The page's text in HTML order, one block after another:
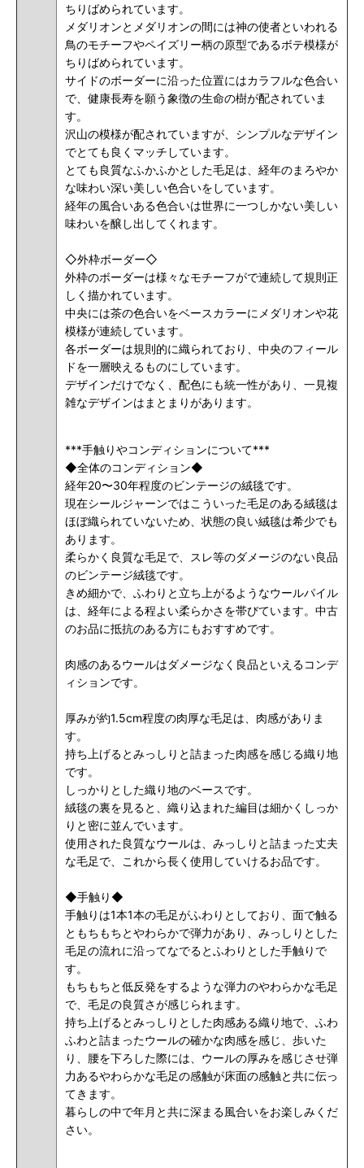
ちりばめられています。
メダリオンとメダリオンの間には神の使者といわれる
鳥のモチーフやペイズリー柄の原型であるボテ模様が
ちりばめられています。
サイドのボーダーに沿った位置にはカラフルな色合い
で、健康長寿を願う象徴の生命の樹が配されていま
す。
沢山の模様が配されていますが、シンプルなデザイン
でとても良くマッチしています。
とても良質なふかふかとした毛足は、経年のまろやか
な味わい深い美しい色合いをしています。
経年の風合いある色合いは世界に一つしかない美しい
味わいを醸し出してくれます。
◇外枠ボーダー◇
外枠のボーダーは様々なモチーフがで連続して規則正
しく描かれています。
中央には茶の色合いをベースカラーにメダリオンや花
模様が連続しています。
各ボーダーは規則的に織られており、中央のフィール
ドを一層映えるものにしています。
デザインだけでなく、配色にも統一性があり、一見複
雑なデザインはまとまりがあります。
***手触りやコンディションについて***
◆全体のコンディション◆
経年20〜30年程度のビンテージの絨毯です。
現在シールジャーンではこういった毛足のある絨毯は
ほぼ織られていないため、状態の良い絨毯は希少でも
あります。
柔らかく良質な毛足で、スレ等のダメージのない良品
のビンテージ絨毯です。
きめ細かで、ふわりと立ち上がるようなウールパイル
は、経年による程よい柔らかさを帯びています。中古
のお品に抵抗のある方にもおすすめです。
肉感のあるウールはダメージなく良品といえるコンデ
ィションです。
厚みが約1.5cm程度の肉厚な毛足は、肉感がありま
す。
持ち上げるとみっしりと詰まった肉感を感じる織り地
です。
しっかりとした織り地のベースです。
絨毯の裏を見ると、織り込まれた編目は細かくしっか
りと密に並んでいます。
使用された良質なウールは、みっしりと詰まった丈夫
な毛足で、これから長く使用していけるお品です。
◆手触り◆
手触りは1本1本の毛足がふわりとしており、面で触る
ともちもちとやわらかで弾力があり、みっしりとした
毛足の流れに沿ってなでるとふわりとした手触りで
す。
もちもちと低反発をするような弾力のやわらかな毛足
で、毛足の良質さが感じられます。
持ち上げるとみっしりとした肉感ある織り地で、ふわ
ふわと詰まったウールの確かな肉感を感じ、歩いた
り、腰を下ろした際には、ウールの厚みを感じさせ弾
力あるやわらかな毛足の感触が床面の感触と共に伝っ
てきます。
暮らしの中で年月と共に深まる風合いをお楽しみくだ
さい。